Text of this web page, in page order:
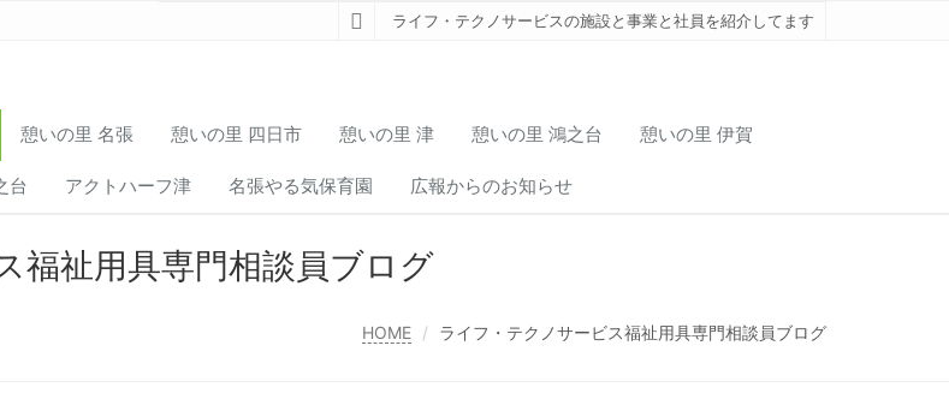
ライフ・テクノサービスの施設と事業と社員を紹介してます
憩いの里 名張 憩いの里 四日市 憩いの里 津 憩いの里 鴻之台 憩いの里 伊賀
台 アクトハーフ津 名張やる気保育園 広報からのお知らせ
福祉用具専門相談員ブログ
HOME ライフ・テクノサービス福祉用具専門相談員ブログ